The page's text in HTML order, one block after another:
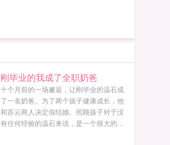
刚毕业的我成了全职奶爸
十个月前的一场邂逅，让刚毕业的温石成
了一名奶爸。为了两个孩子健康成长，他
和苏云两人决定假结婚。照顾孩子对于没
有任何经验的温石来说，是一个很大的挑